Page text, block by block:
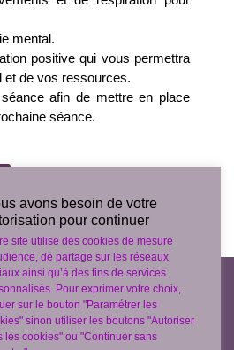
mental.
positive qui vous permettra
et de vos ressources.
afin de mettre en place
séance.
avons besoin de votre
pour continuer
site utilise des cookies de mesure
de partage sur les réseaux
ainsi qu’à des fins de services
Pour exprimer votre choix,
sur le bouton "Paramétrer les
sinon utiliser les boutons "Autoriser
les cookies" ou "Continuer sans